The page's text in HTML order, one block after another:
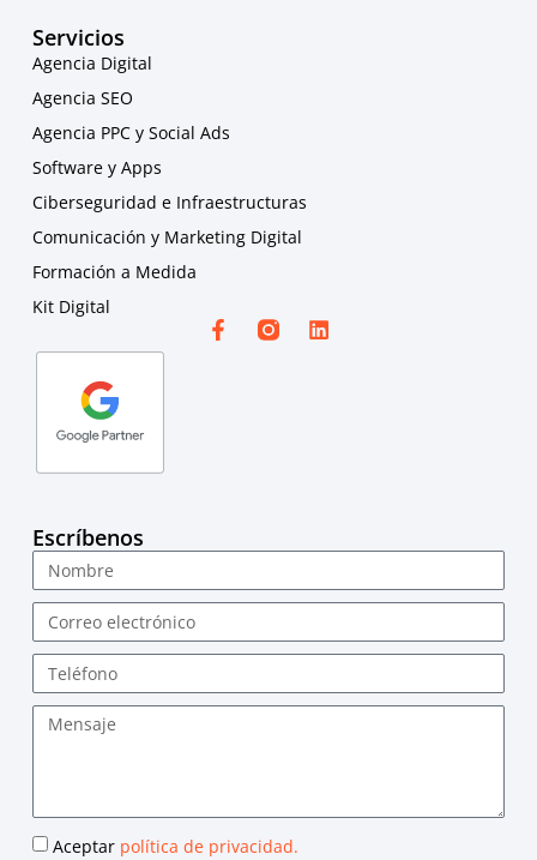
Servicios
Agencia Digital
Agencia SEO
Agencia PPC y Social Ads
Software y Apps
Ciberseguridad e Infraestructuras
Comunicación y Marketing Digital
Formación a Medida
Kit Digital
Escríbenos
Aceptar política de privacidad.